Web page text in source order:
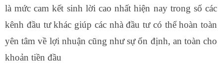
là mức cam kết sinh lời cao nhất hiện nay trong số các
kênh đầu tư khác giúp các nhà đầu tư có thể hoàn toàn
yên tâm về lợi nhuận cũng như sự ổn định, an toàn cho
khoản tiền đầu